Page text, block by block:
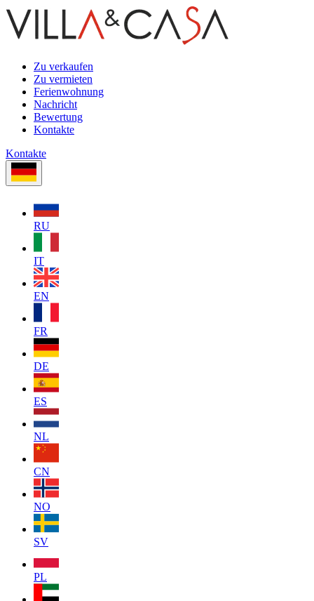
Zu verkaufen
Zu vermieten
Ferienwohnung
Nachricht
Bewertung
Kontakte
Kontakte
RU
IT
EN
FR
DE
ES
NL
CN
NO
SV
PL